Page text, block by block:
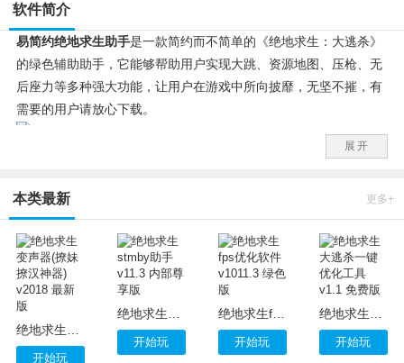
软件简介
易简约绝地求生助手是一款简约而不简单的《绝地求生：大逃杀》
的绿色辅助助手，它能够帮助用户实现大跳、资源地图、压枪、无
后座力等多种强大功能，让用户在游戏中所向披靡，无坚不摧，有
需要的用户请放心下载。
展开
本类最新 更多+
开始玩
开始玩
绝地求生fps优化软件 v1011.3 绿色版
开始玩 开始玩